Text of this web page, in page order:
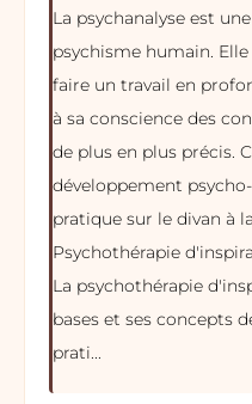
La psychanalyse est
psychisme humain.
faire un travail en
à sa conscience des
de plus en plus précis.
développement
pratique sur le divan à
Psychothérapie
La psychothérapie
bases et ses concepts
prati...